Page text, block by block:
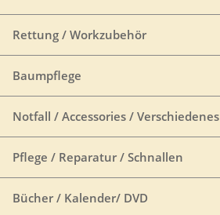
Rettung / Workzubehör
Baumpflege
Notfall / Accessories / Verschiedenes
Pflege / Reparatur / Schnallen
Bücher / Kalender/ DVD